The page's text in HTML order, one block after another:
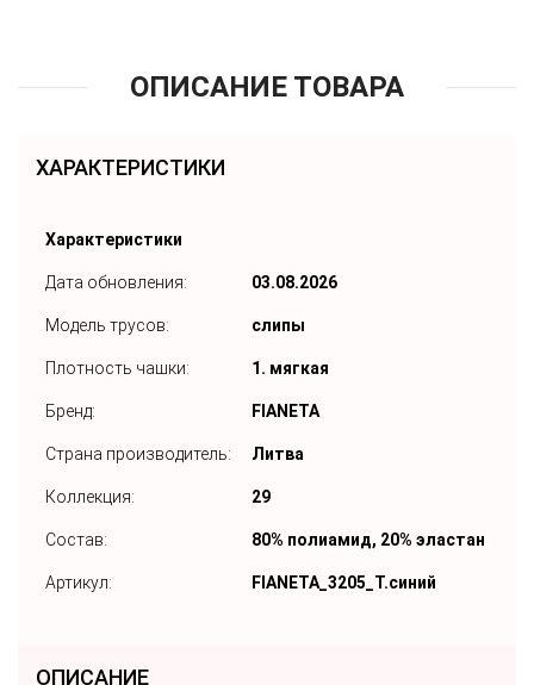
ОПИСАНИЕ ТОВАРА
ХАРАКТЕРИСТИКИ
Характеристики
Дата обновления: 03.08.2026
Модель трусов: слипы
Плотность чашки: 1. мягкая
Бренд: FIANETA
Страна производитель: Литва
Коллекция: 29
Состав: 80% полиамид, 20% эластан
Артикул: FIANETA_3205_Т.синий
ОПИСАНИЕ